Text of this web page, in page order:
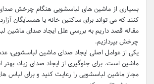
بسیاری از ماشین های لباسشویی هنگام چرخش صدای
کنند که می تواند برای ساکنین خانه یا همسایگان
مقاله قصد داریم به بررسی علل ایجاد صدای ماشین
چرخش بپردازیم.
یکی از عوامل اصلی ایجاد صدای ماشین لباسشویی،
ماشین است. برای جلوگیری از ایجاد صدای زیاد، بهتر
مجاز ماشین لباسشویی را رعایت کنید و برای لباس